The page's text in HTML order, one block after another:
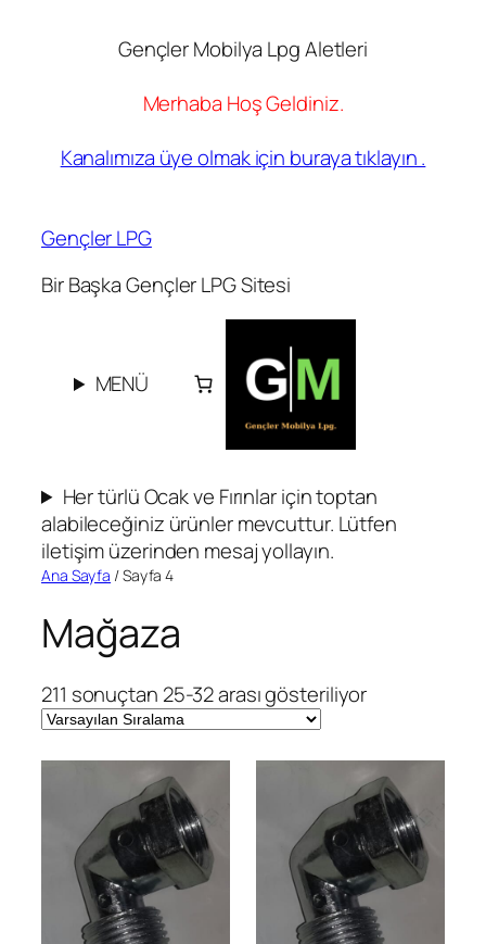
Gençler Mobilya Lpg Aletleri
Merhaba Hoş Geldiniz.
Kanalımıza üye olmak için buraya tıklayın .
Gençler LPG
Bir Başka Gençler LPG Sitesi
MENÜ
Her türlü Ocak ve Fırınlar için toptan
alabileceğiniz ürünler mevcuttur. Lütfen
iletişim üzerinden mesaj yollayın.
Ana Sayfa / Sayfa 4
Mağaza
211 sonuçtan 25-32 arası gösteriliyor